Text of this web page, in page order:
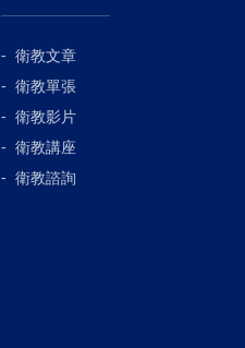
衛教文章
衛教單張
衛教影片
衛教講座
衛教諮詢